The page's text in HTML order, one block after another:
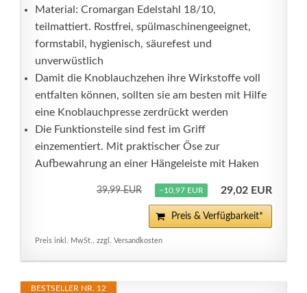
Material: Cromargan Edelstahl 18/10,
teilmattiert. Rostfrei, spülmaschinengeeignet,
formstabil, hygienisch, säurefest und
unverwüstlich
Damit die Knoblauchzehen ihre Wirkstoffe voll
entfalten können, sollten sie am besten mit Hilfe
eine Knoblauchpresse zerdrückt werden
Die Funktionsteile sind fest im Griff
einzementiert. Mit praktischer Öse zur
Aufbewahrung an einer Hängeleiste mit Haken
39,99 EUR −10,97 EUR 29,02 EUR
Preis & Verfügbarkeit*
Preis inkl. MwSt., zzgl. Versandkosten
BESTSELLER NR. 12